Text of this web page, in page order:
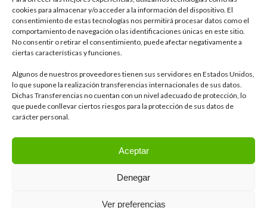
cookies para almacenar y/o acceder a la información del dispositivo. El
consentimiento de estas tecnologías nos permitirá procesar datos como el
comportamiento de navegación o las identificaciones únicas en este sitio.
No consentir o retirar el consentimiento, puede afectar negativamente a
ciertas características y funciones.
Algunos de nuestros proveedores tienen sus servidores en Estados Unidos,
lo que supone la realización transferencias internacionales de sus datos.
Dichas Transferencias no cuentan con un nivel adecuado de protección, lo
que puede conllevar ciertos riesgos para la protección de sus datos de
carácter personal.
Aceptar
Denegar
Ver preferencias
Delegación de Sevilla
Calle Tajo, 4 41012, Sevilla
Otras delegaciones
LinkedIn